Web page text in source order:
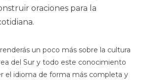
oraciones para la
un poco más sobre la cultura
del Sur y todo este conocimiento
el idioma de forma más completa y